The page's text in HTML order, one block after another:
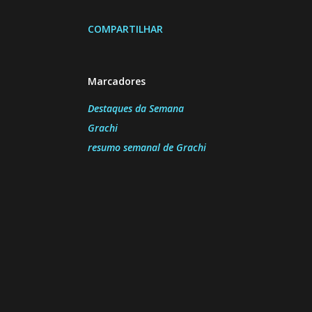
COMPARTILHAR
Marcadores
Destaques da Semana
Grachi
resumo semanal de Grachi